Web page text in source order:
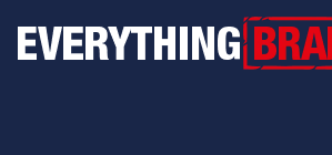
Everything Branded